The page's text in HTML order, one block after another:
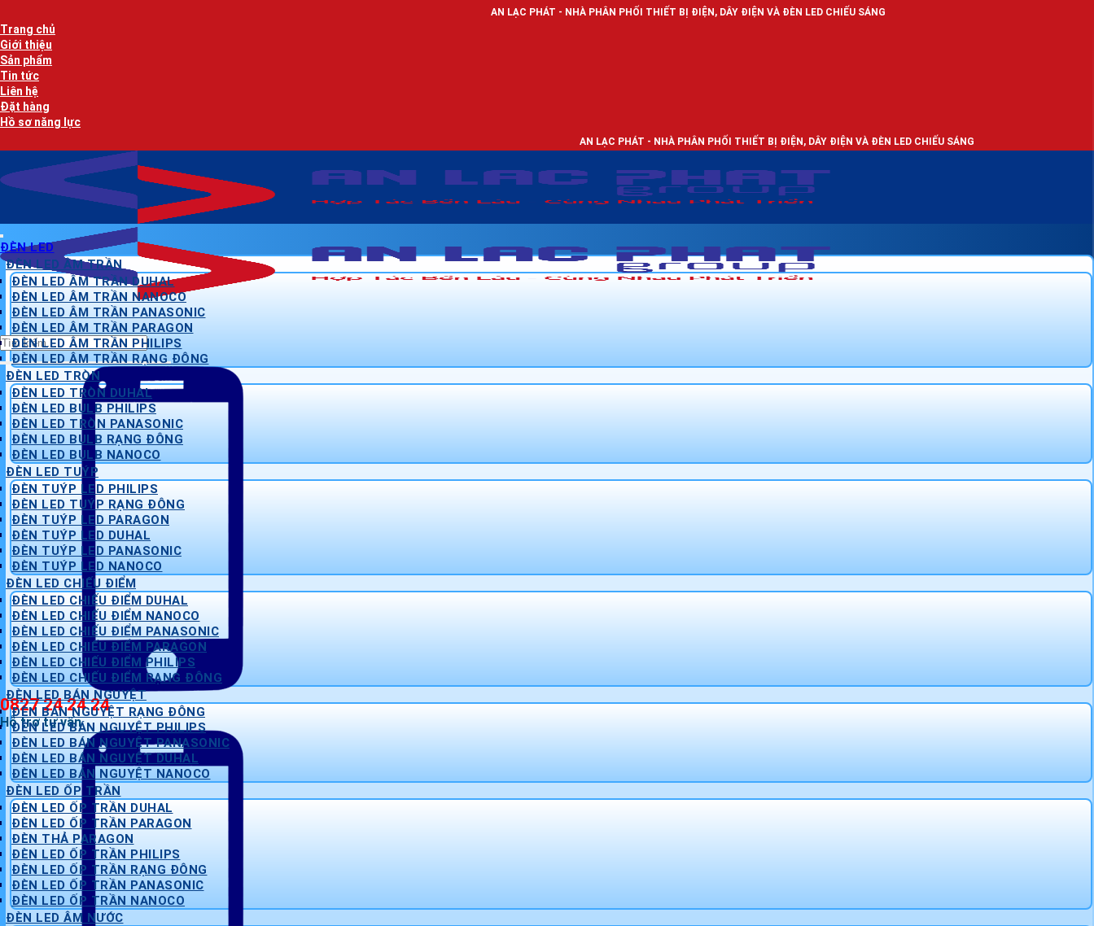
qua
nội
dung
AN LẠC PHÁT - NHÀ PHÂN PHỐI THIẾT BỊ ĐIỆN, DÂY ĐIỆN VÀ ĐÈN LED CHIẾU SÁNG
Trang chủ
Giới thiệu
Sản phẩm
Tin tức
Liên hệ
Đặt hàng
Hồ sơ năng lực
AN LẠC PHÁT - NHÀ PHÂN PHỐI THIẾT BỊ ĐIỆN, DÂY ĐIỆN VÀ ĐÈN LED CHIẾU SÁNG
Tìm
kiếm:
0827 24 24 24
Hỗ trợ tư vấn
ĐÈN LED
ĐÈN LED ÂM TRẦN
ĐÈN LED ÂM TRẦN DUHAL
ĐÈN LED ÂM TRẦN NANOCO
ĐÈN LED ÂM TRẦN PANASONIC
ĐÈN LED ÂM TRẦN PARAGON
ĐÈN LED ÂM TRẦN PHILIPS
ĐÈN LED ÂM TRẦN RẠNG ĐÔNG
ĐÈN LED TRÒN
ĐÈN LED TRÒN DUHAL
ĐÈN LED BULB PHILIPS
ĐÈN LED TRÒN PANASONIC
ĐÈN LED BULB RẠNG ĐÔNG
ĐÈN LED BULB NANOCO
ĐÈN LED TUÝP
ĐÈN TUÝP LED PHILIPS
ĐÈN LED TUÝP RẠNG ĐÔNG
ĐÈN TUÝP LED PARAGON
ĐÈN TUÝP LED DUHAL
ĐÈN TUÝP LED PANASONIC
ĐÈN TUÝP LED NANOCO
ĐÈN LED CHIẾU ĐIỂM
ĐÈN LED CHIẾU ĐIỂM DUHAL
ĐÈN LED CHIẾU ĐIỂM NANOCO
ĐÈN LED CHIẾU ĐIỂM PANASONIC
ĐÈN LED CHIẾU ĐIỂM PARAGON
ĐÈN LED CHIẾU ĐIỂM PHILIPS
ĐÈN LED CHIẾU ĐIỂM RẠNG ĐÔNG
ĐÈN LED BÁN NGUYỆT
ĐÈN BÁN NGUYỆT RẠNG ĐÔNG
ĐÈN LED BÁN NGUYỆT PHILIPS
ĐÈN LED BÁN NGUYỆT PANASONIC
ĐÈN LED BÁN NGUYỆT DUHAL
ĐÈN LED BÁN NGUYỆT NANOCO
ĐÈN LED ỐP TRẦN
ĐÈN LED ỐP TRẦN DUHAL
ĐÈN LED ỐP TRẦN PARAGON
ĐÈN THẢ PARAGON
ĐÈN LED ỐP TRẦN PHILIPS
ĐÈN LED ỐP TRẦN RẠNG ĐÔNG
ĐÈN LED ỐP TRẦN PANASONIC
ĐÈN LED ỐP TRẦN NANOCO
ĐÈN LED ÂM NƯỚC